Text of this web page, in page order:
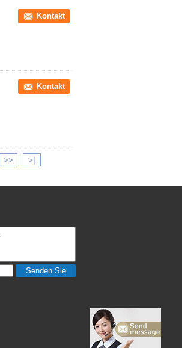
Kontakt
Kontakt
>> >|
Senden Sie